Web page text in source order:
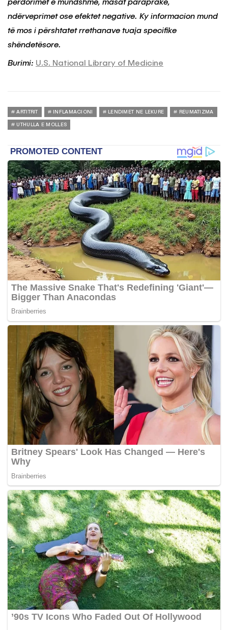
përdorimet e mundshme, masat paraprake,
ndërveprimet ose efektet negative. Ky informacion mund
të mos i përshtatet rrethanave tuaja specifike
shëndetësore.
Burimi: U.S. National Library of Medicine
ARTITRIT INFLAMACIONI LENDIMET NE LEKURE REUMATIZMA
UTHULLA E MOLLES